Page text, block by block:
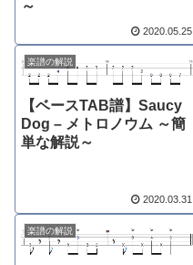
～
2020.05.25
楽譜の解説
【ベースTAB譜】Saucy
Dog – メトロノウム ～簡
単な解説～
2020.03.31
楽譜の解説